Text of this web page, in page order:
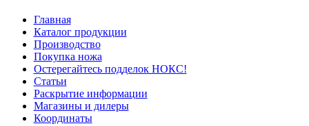
Главная
Каталог продукции
Производство
Покупка ножа
Остерегайтесь подделок НОКС!
Статьи
Раскрытие информации
Магазины и дилеры
Координаты